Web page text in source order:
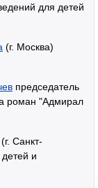
для детей
(г. Москва)
председатель
роман "Адмирал
Санкт-
и